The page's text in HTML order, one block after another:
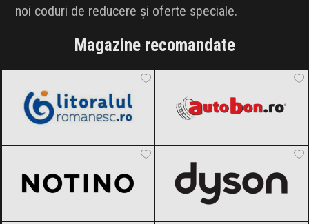
noi coduri de reducere și oferte speciale.
Magazine recomandate
2026